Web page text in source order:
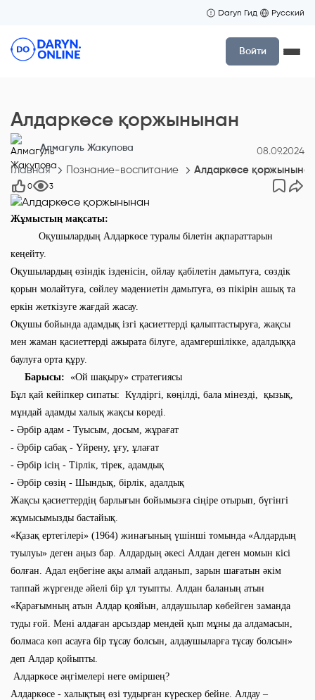
Daryn Гид Русский
Войти
Алдаркөсе қоржынынан
Алмагуль Жакупова 08.09.2024
Главная Познание-воспитание Алдаркөсе
0 3
Жұмыстың мақсаты:
Оқушылардың Алдаркөсе туралы білетін ақпараттарын
кеңейту.
Оқушылардың өзіндік ізденісін, ойлау қабілетін дамытуға, сөздік
қорын молайтуға, сөйлеу мәдениетін дамытуға, өз пікірін ашық та
еркін жеткізуге жағдай жасау.
Оқушы бойында адамдық ізгі қасиеттерді қалыптастыруға, жақсы
мен жаман қасиеттерді ажырата білуге, адамгершілікке, адалдыққа
баулуға орта құру.
Барысы: «Ой шақыру» стратегиясы
Бұл қай кейіпкер сипаты: Күлдіргі, көңілді, бала мінезді, қызық,
мұндай адамды халық жақсы көреді.
- Әрбір адам - Туысым, досым, жұрағат
- Әрбір сабақ - Үйрену, ұғу, ұлағат
- Әрбір ісің - Тірлік, тірек, адамдық
- Әрбір сөзің - Шындық, бірлік, адалдық
Жақсы қасиеттердің барлығын бойымызға сіңіре отырып, бүгінгі
жұмысымызды бастайық.
«Қазақ ертегілері» (1964) жинағының үшінші томында «Алдардың
туылуы» деген аңыз бар. Алдардың әкесі Алдан деген момын кісі
болған. Адал еңбегіне ақы алмай алданып, зарын шағатын әкім
таппай жүргенде әйелі бір ұл туыпты. Алдан баланың атын
«Қарағымның атын Алдар қояйын, алдаушылар көбейген заманда
туды ғой. Мені алдаған арсыздар мендей қып мұны да алдамасын,
болмаса көп асауға бір тұсау болсын, алдаушыларға тұсау болсын»
деп Алдар қойыпты.
Алдаркөсе әңгімелері неге өміршең?
Алдаркөсе - халықтың өзі тудырған күрескер бейне. Алдау –